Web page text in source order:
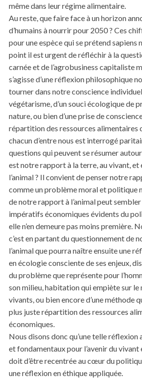
même dans leur régime alimentaire.
Au reste, que faire face à un horizon
d’humains à nourrir pour 2050 ? Ces
pour une espèce qui se prétend sapiens
point il est urgent de réfléchir à la
carnée et de l’agrobusiness capitaliste
s’agisse d’une réflexion philosophique
tourner dans notre conscience
végétarisme, d’un souci écologique de
nature, ou bien d’une prise de
répartition des ressources alimentaires
chacun d’entre nous est interrogé
questions qui peuvent se résumer autour
est notre rapport à la terre, au vivant, et
l’animal ? Il convient de penser notre
comme un problème moral et politique
de notre rapport à l’animal peut
impératifs économiques évidents du
elle n’en demeure pas moins première.
c’est en partant du questionnement de
l’animal que pourra naître ensuite une
en écologie consciente de ses enjeux,
du problème que représente pour
son milieu, habitation qui empiète sur le
vivants, ou bien encore d’une méthode
plus juste répartition des ressources
économiques.
Nous disons donc qu’une telle réflexion
et fondamentaux pour l’avenir du vivant
doit d’être recentrée au cœur du
une réflexion en éthique appliquée.